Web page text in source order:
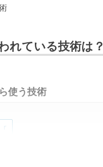
れている技術は？
使う技術
r